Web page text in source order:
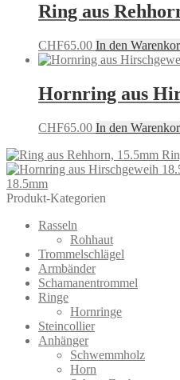
Ring aus
CHF65.00 In den
Hornring aus
CHF65.00 In den
18.5mm
Produkt-Kategorien
Rasseln
Rohhaut
Trommelschlägel
Armbänder
Schamanentrommel
Ringe
Hornringe
Steincollier
Anhänger
Schwemmholz
Horn